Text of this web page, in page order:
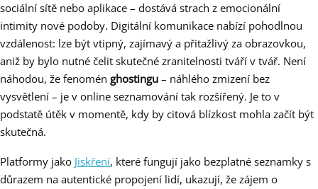
sociální sítě nebo aplikace – dostává strach z emocionální
intimity nové podoby. Digitální komunikace nabízí pohodlnou
vzdálenost: lze být vtipný, zajímavý a přitažlivý za obrazovkou,
aniž by bylo nutné čelit skutečné zranitelnosti tváří v tvář. Není
náhodou, že fenomén ghostingu – náhlého zmizení bez
vysvětlení – je v online seznamování tak rozšířený. Je to v
podstatě útěk v momentě, kdy by citová blízkost mohla začít být
skutečná.
Platformy jako Jiskření, které fungují jako bezplatné seznamky s
důrazem na autentické propojení lidí, ukazují, že zájem o